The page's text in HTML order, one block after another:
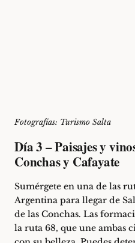
Fotografías: Turismo Salta
Día 3 – Paisajes y
Conchas y Cafayate
Sumérgete en una de las
Argentina para llegar de
de las Conchas. Las
la ruta 68, que une ambas